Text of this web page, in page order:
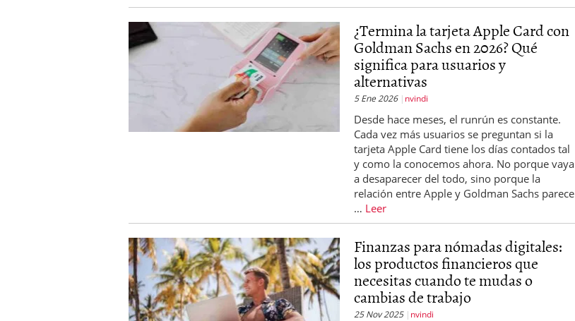
¿Termina la tarjeta Apple Card con
Goldman Sachs en 2026? Qué
significa para usuarios y
alternativas
5 Ene 2026 nvindi
Desde hace meses, el runrún es constante.
Cada vez más usuarios se preguntan si la
tarjeta Apple Card tiene los días contados tal
y como la conocemos ahora. No porque vaya
a desaparecer del todo, sino porque la
relación entre Apple y Goldman Sachs parece
… Leer
Finanzas para nómadas digitales:
los productos financieros que
necesitas cuando te mudas o
cambias de trabajo
25 Nov 2025 nvindi